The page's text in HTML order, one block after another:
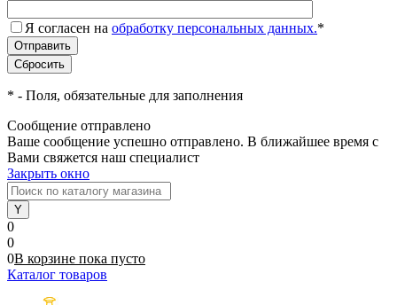
Я согласен на обработку персональных данных.*
* - Поля, обязательные для заполнения
Сообщение отправлено
Ваше сообщение успешно отправлено. В ближайшее время с
Вами свяжется наш специалист
Закрыть окно
0
0
0В корзине пока пусто
Каталог товаров